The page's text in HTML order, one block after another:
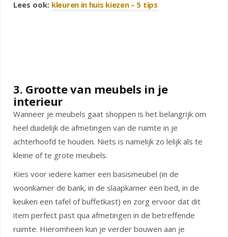
Lees ook: kleuren in huis kiezen – 5 tips
3. Grootte van meubels in je
interieur
Wanneer je meubels gaat shoppen is het belangrijk om
heel duidelijk de afmetingen van de ruimte in je
achterhoofd te houden. Niets is namelijk zo lelijk als te
kleine of te grote meubels.
Kies voor iedere kamer een basismeubel (in de
woonkamer de bank, in de slaapkamer een bed, in de
keuken een tafel of buffetkast) en zorg ervoor dat dit
item perfect past qua afmetingen in de betreffende
ruimte. Hieromheen kun je verder bouwen aan je